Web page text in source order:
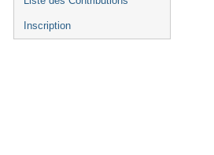
Inscription